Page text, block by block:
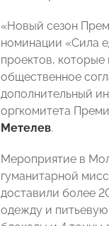
«Новый сезон
номинации «Сила
проектов, которые
общественное
дополнительный
оргкомитета
Метелев.
Мероприятие в
гуманитарной
доставили более
одежду и